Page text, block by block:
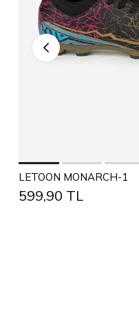
36 37 38 39
LETOON MONARCH-1
599,90 TL